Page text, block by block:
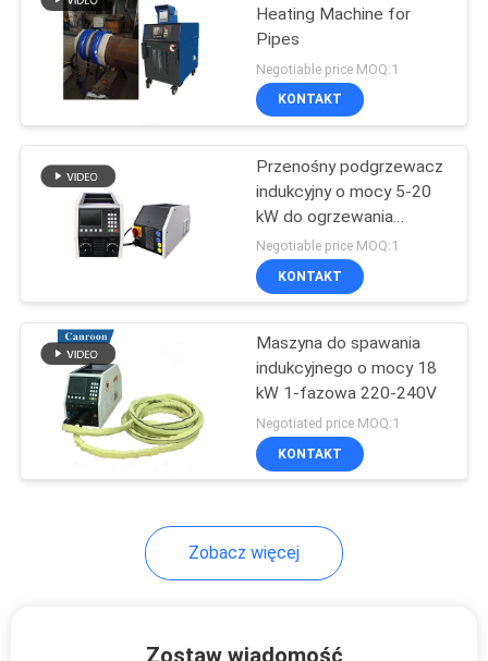
Zasilacz ogrzewania
indukcyjnego
Spawanie z
podgrzewaniem
indukcyjnym
Maszyna do
Heating Machine for
Pipes
Negotiable price MOQ:1
KONTAKT
Przenośny podgrzewacz
indukcyjny o mocy 5-20
kW do ogrzewania
pokrycia rur
Negotiable price MOQ:1
KONTAKT
Maszyna do spawania
indukcyjnego o mocy 18
kW 1-fazowa 220-240V
Negotiated price MOQ:1
KONTAKT
Zobacz więcej
Zostaw wiadomość